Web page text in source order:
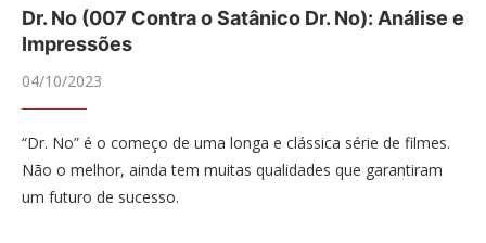
Dr. No (007 Contra o Satânico Dr. No): Análise e
Impressões
04/10/2023
“Dr. No” é o começo de uma longa e clássica série de filmes.
Não o melhor, ainda tem muitas qualidades que garantiram
um futuro de sucesso.